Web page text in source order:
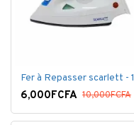
6,000FCFA 10,000FCFA